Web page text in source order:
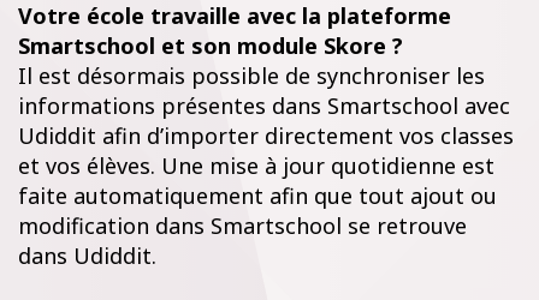
Votre école travaille avec la plateforme
Smartschool et son module Skore ?
Il est désormais possible de synchroniser les
informations présentes dans Smartschool avec
Udiddit afin d’importer directement vos classes
et vos élèves. Une mise à jour quotidienne est
faite automatiquement afin que tout ajout ou
modification dans Smartschool se retrouve
dans Udiddit.